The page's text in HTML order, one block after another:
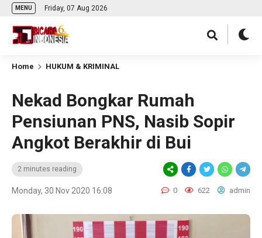
MENU Friday, 07 Aug 2026
Home HUKUM & KRIMINAL
Nekad Bongkar Rumah
Pensiunan PNS, Nasib Sopir
Angkot Berakhir di Bui
2 minutes reading
Monday, 30 Nov 2020 16:08 0 622 admin